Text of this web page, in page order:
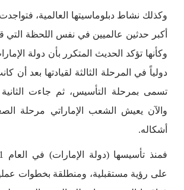
وكذلك نشاط دبلوماسيتها العالمية،
أكبر حدثين عالميين في نفس اللحظة التي
وكأنها تؤكد الحديث المتكرر بأن دولة
دولياً في المرحلة الثالثة لقيادتها بعد أن
تسمى بمرحلة التأسيس، ثم جاءت الثانية
والآن يعيش الشعب الإماراتي مرحلة
أشكاله.
على رؤية مستقبلية، ومنطلقة بخطوات